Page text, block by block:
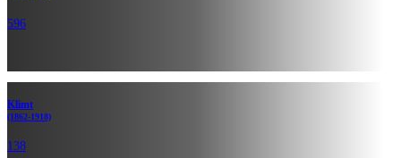
596
Klimt
(1862-1918)
138